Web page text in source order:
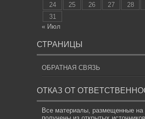
24
25 26 27 28
31
« Июл
СТРАНИЦЫ
ОБРАТНАЯ СВЯЗЬ
ОТКАЗ ОТ
Все материалы, размещенные на